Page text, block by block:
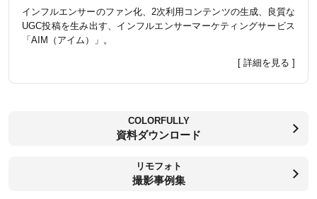
インフルエンサーのファン化、2次利用コンテンツの生成、良質な
UGC投稿を生み出す、インフルエンサーマーケティングサービス
「AIM（アイム）」。
[ 詳細を見る ]
COLORFULLY
資料ダウンロード
リモフォト
撮影事例集